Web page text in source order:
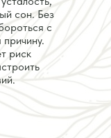
сон. Без
с
риск